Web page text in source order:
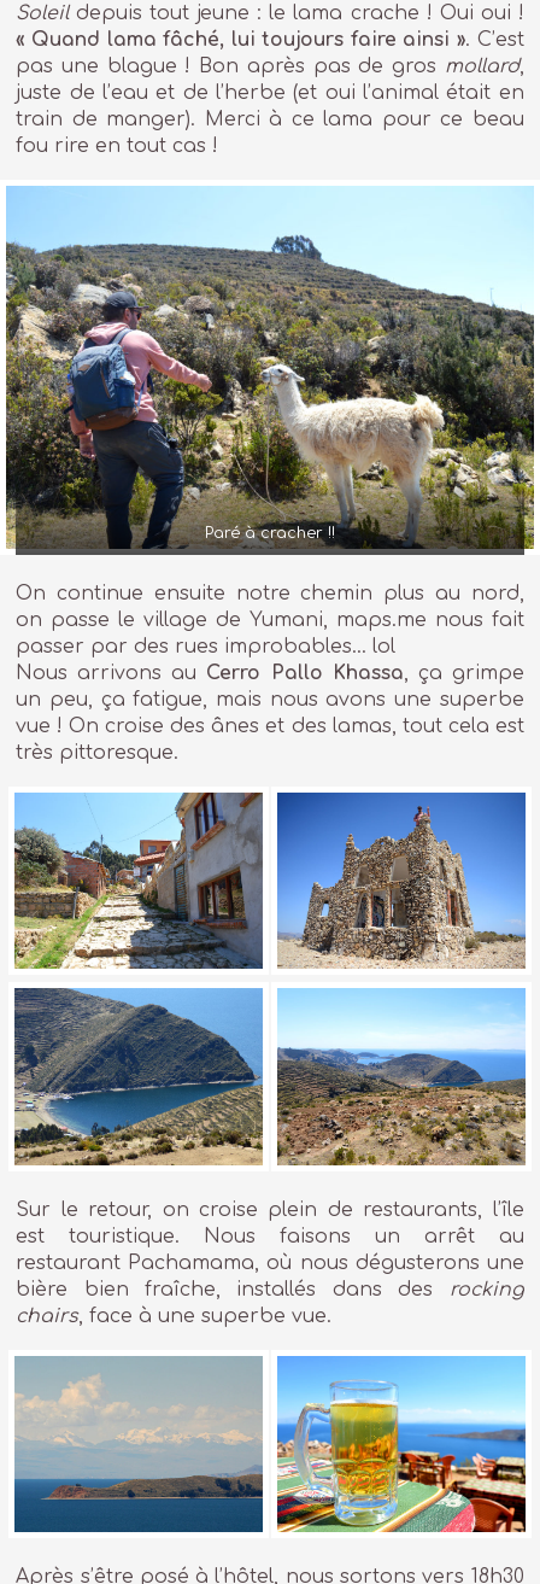
Soleildepuis tout jeune : le lama crache ! Oui oui !
« Quand lama fâché, lui toujours faire ainsi ». C’est
pas une blague ! Bon après pas de gros mollard,
juste de l’eau et de l’herbe (et oui l’animal était en
train de manger). Merci à ce lama pour ce beau
fou rire en tout cas !
Paré à cracher !!
On continue ensuite notre chemin plus au nord,
on passe le village de Yumani, maps.me nous fait
passer par des rues improbables… lol
Nous arrivons au Cerro Pallo Khassa, ça grimpe
un peu, ça fatigue, mais nous avons une superbe
vue ! On croise des ânes et des lamas, tout cela est
très pittoresque.
Sur le retour, on croise plein de restaurants, l’île
est touristique. Nous faisons un arrêt au
restaurant Pachamama, où nous dégusterons une
bière bien fraîche, installés dans des rocking
chairs, face à une superbe vue.
Après s’être posé à l’hôtel, nous sortons vers 18h30